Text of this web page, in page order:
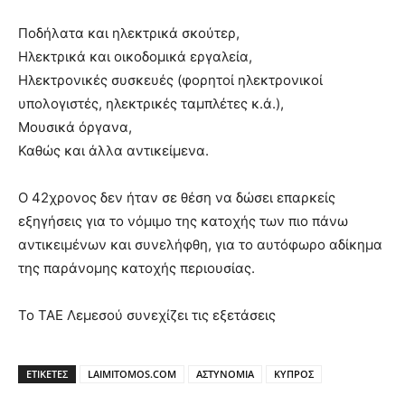
Ποδήλατα και ηλεκτρικά σκούτερ,
Ηλεκτρικά και οικοδομικά εργαλεία,
Ηλεκτρονικές συσκευές (φορητοί ηλεκτρονικοί
υπολογιστές, ηλεκτρικές ταμπλέτες κ.ά.),
Μουσικά όργανα,
Καθώς και άλλα αντικείμενα.
Ο 42χρονος δεν ήταν σε θέση να δώσει επαρκείς
εξηγήσεις για το νόμιμο της κατοχής των πιο πάνω
αντικειμένων και συνελήφθη, για το αυτόφωρο αδίκημα
της παράνομης κατοχής περιουσίας.
Το ΤΑΕ Λεμεσού συνεχίζει τις εξετάσεις
ΕΤΙΚΕΤΕΣ LAIMITOMOS.COM ΑΣΤΥΝΟΜΙΑ ΚΥΠΡΟΣ